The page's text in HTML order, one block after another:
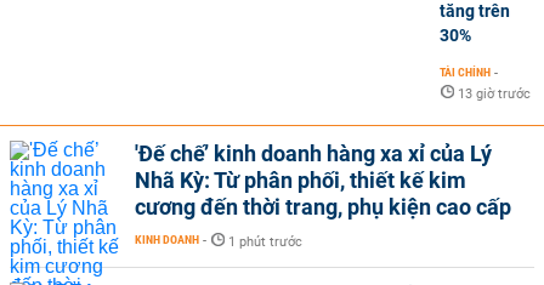
tăng trên
30%
TÀI CHÍNH -
13 giờ trước
'Đế chế’ kinh doanh hàng xa xỉ của Lý
Nhã Kỳ: Từ phân phối, thiết kế kim
cương đến thời trang, phụ kiện cao cấp
KINH DOANH - 1 phút trước